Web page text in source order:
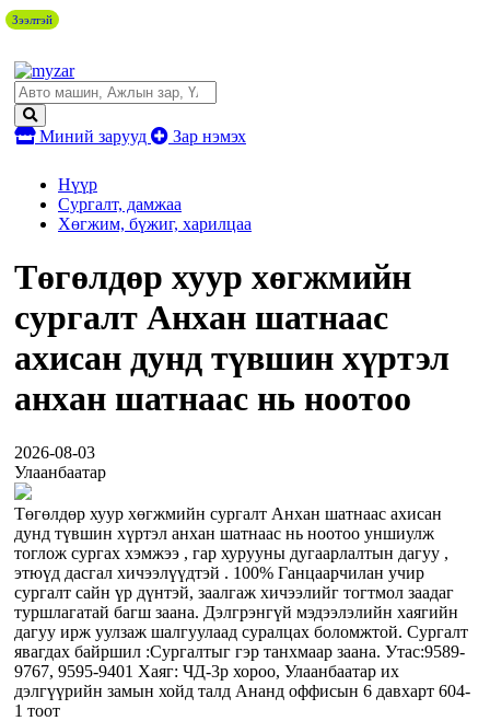
Миний зарууд Зар нэмэх
Нүүр
Сургалт, дамжаа
Хөгжим, бүжиг, харилцаа
Төгөлдөр хуур хөгжмийн
сургалт Анхан шатнаас
ахисан дунд түвшин хүртэл
анхан шатнаас нь ноотоо
2026-08-03
Улаанбаатар
Төгөлдөр хуур хөгжмийн сургалт Анхан шатнаас ахисан
дунд түвшин хүртэл анхан шатнаас нь ноотоо уншиулж
тоглож сургах хэмжээ , гар хурууны дугаарлалтын дагуу ,
этюүд дасгал хичээлүүдтэй . 100% Ганцаарчилан учир
сургалт сайн үр дүнтэй, заалгаж хичээлийг тогтмол заадаг
туршлагатай багш заана. Дэлгрэнгүй мэдээлэлийн хаягийн
дагуу ирж уулзаж шалгуулаад суралцах боломжтой. Сургалт
явагдах байршил :Сургалтыг гэр танхмаар заана. Утас:9589-
9767, 9595-9401 Хаяг: ЧД-3р хороо, Улаанбаатар их
дэлгүүрийн замын хойд талд Ананд оффисын 6 давхарт 604-
1 тоот
Зээлтэй